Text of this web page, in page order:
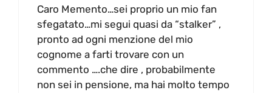
Caro Memento…sei proprio un mio fan
sfegatato…mi segui quasi da “stalker” ,
pronto ad ogni menzione del mio
cognome a farti trovare con un
commento ….che dire , probabilmente
non sei in pensione, ma hai molto tempo